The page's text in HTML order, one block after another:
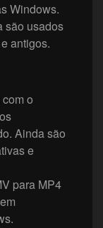
Windows.
são usados
antigos.
o
Ainda são
e
para MP4